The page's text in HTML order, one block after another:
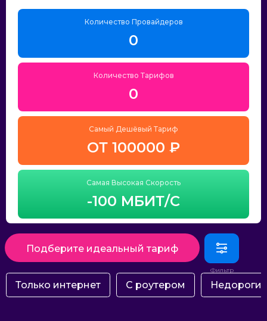
Количество Провайдеров
0
Количество Тарифов
0
Самый Дешёвый Тариф
ОТ 100000 ₽
Самая Высокая Скорость
-100 МБИТ/С
Подберите идеальный тариф
Только интернет С роутером Недорогие